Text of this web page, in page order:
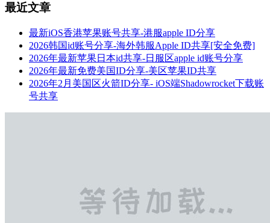
最近文章
最新iOS香港苹果账号共享-港服apple ID分享
2026韩国id账号分享-海外韩服Apple ID共享[安全免费]
2026年最新苹果日本id共享-日服区apple id账号分享
2026年最新免费美国ID分享-美区苹果ID共享
2026年2月美国区火箭ID分享- iOS端Shadowrocket下载账
号共享